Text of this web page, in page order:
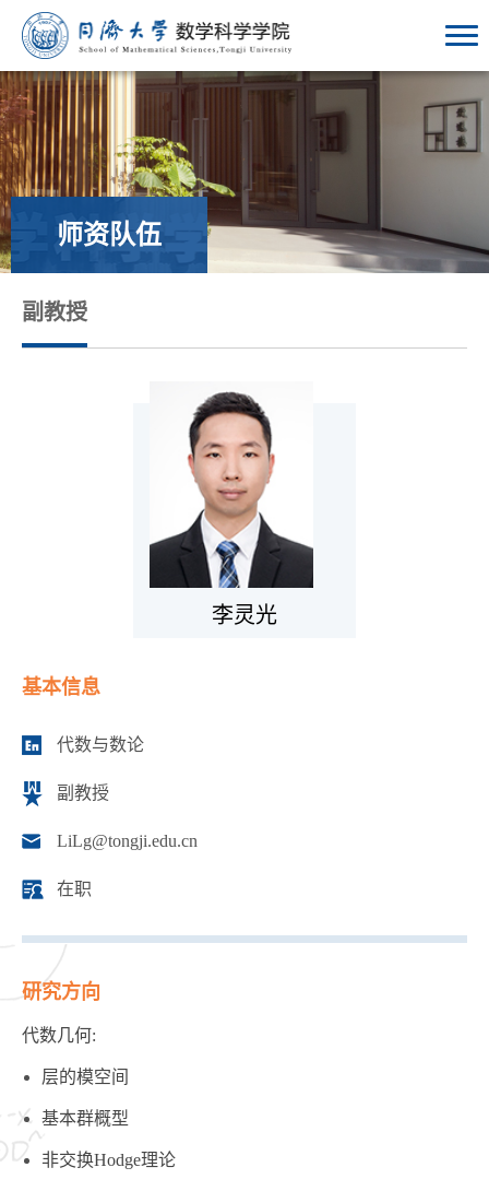
师资队伍
副教授
基本信息
代数与数论
副教授
LiLg@tongji.edu.cn
在职
李灵光
研究方向
代数几何:
层的模空间
基本群概型
非交换Hodge理论